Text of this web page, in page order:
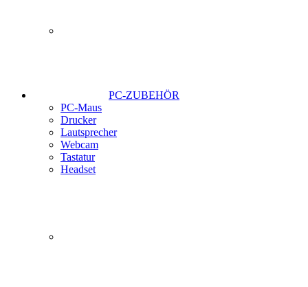
PC-ZUBEHÖR
PC-Maus
Drucker
Lautsprecher
Webcam
Tastatur
Headset